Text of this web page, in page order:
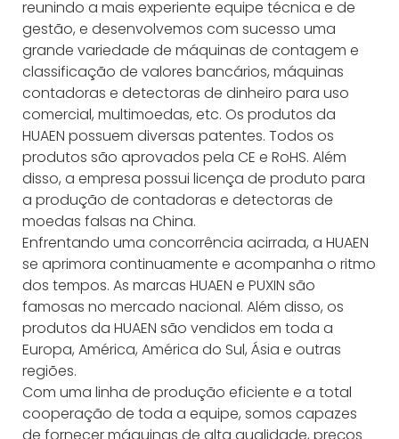
reunindo a mais experiente equipe técnica e de
gestão, e desenvolvemos com sucesso uma
grande variedade de máquinas de contagem e
classificação de valores bancários, máquinas
contadoras e detectoras de dinheiro para uso
comercial, multimoedas, etc. Os produtos da
HUAEN possuem diversas patentes. Todos os
produtos são aprovados pela CE e RoHS. Além
disso, a empresa possui licença de produto para
a produção de contadoras e detectoras de
moedas falsas na China.
Enfrentando uma concorrência acirrada, a HUAEN
se aprimora continuamente e acompanha o ritmo
dos tempos. As marcas HUAEN e PUXIN são
famosas no mercado nacional. Além disso, os
produtos da HUAEN são vendidos em toda a
Europa, América, América do Sul, Ásia e outras
regiões.
Com uma linha de produção eficiente e a total
cooperação de toda a equipe, somos capazes
de fornecer máquinas de alta qualidade, preços